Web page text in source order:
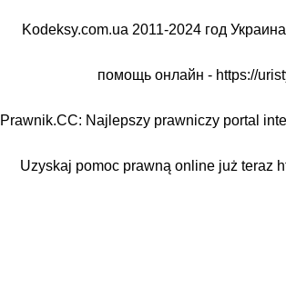
Kodeksy.com.ua 2011-2024 год
помощь онлайн - https://
Prawnik.CC: Najlepszy prawniczy portal
Uzyskaj pomoc prawną online już teraz